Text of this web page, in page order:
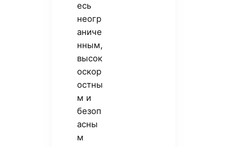
есь
неогр
аниче
нным,
высок
оскор
остны
м и
безоп
асны
м